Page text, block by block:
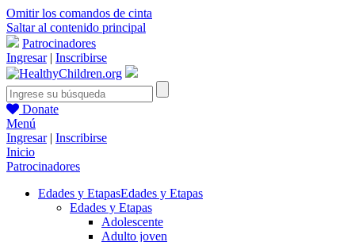
Omitir los comandos de cinta
Saltar al contenido principal
Patrocinadores
Ingresar| Inscribirse
Donate
Menú
Ingresar| Inscribirse
Inicio
Patrocinadores
Edades y EtapasEdades y Etapas
Edades y Etapas
Adolescente
Adulto joven